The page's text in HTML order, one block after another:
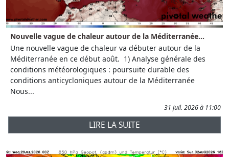
Nouvelle vague de chaleur autour de la Méditerranée...
Une nouvelle vague de chaleur va débuter autour de la
Méditerranée en ce début août. 1) Analyse générale des
conditions météorologiques : poursuite durable des
conditions anticycloniques autour de la Méditerranée
Nous...
31 juil. 2026 à 11:00
LIRE LA SUITE